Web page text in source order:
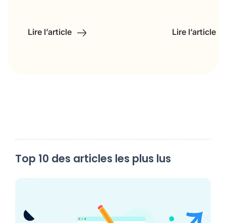
Lire l’article Lire l’article
Top 10 des articles les plus lus